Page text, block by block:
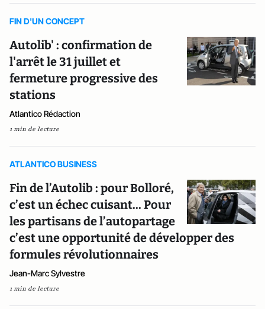
FIN D'UN CONCEPT
Autolib' : confirmation de
l'arrêt le 31 juillet et
fermeture progressive des
stations
Atlantico Rédaction
1 min de lecture
ATLANTICO BUSINESS
Fin de l’Autolib : pour Bolloré,
c’est un échec cuisant... Pour
les partisans de l’autopartage
c’est une opportunité de développer des
formules révolutionnaires
Jean-Marc Sylvestre
1 min de lecture